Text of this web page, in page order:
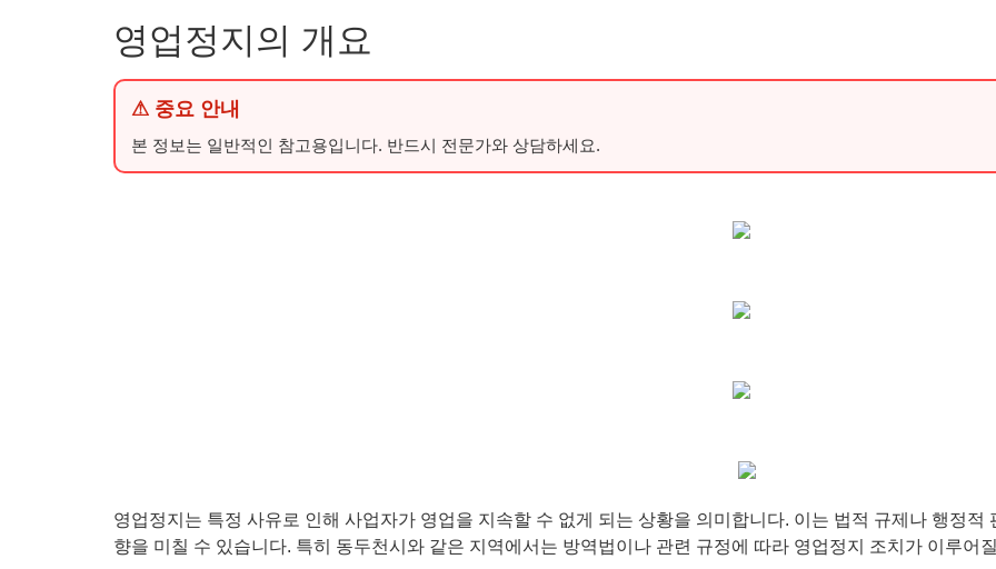
영업정지의 개요
⚠ 중요 안내
본 정보는 일반적인 참고용입니다. 반드시 전문가와 상담하세요.
영업정지는 특정 사유로 인해 사업자가 영업을 지속할 수 없게 되는 상황을 의미합니다. 이는 법적 규제나 행정적
향을 미칠 수 있습니다. 특히 동두천시와 같은 지역에서는 방역법이나 관련 규정에 따라 영업정지 조치가 이루어